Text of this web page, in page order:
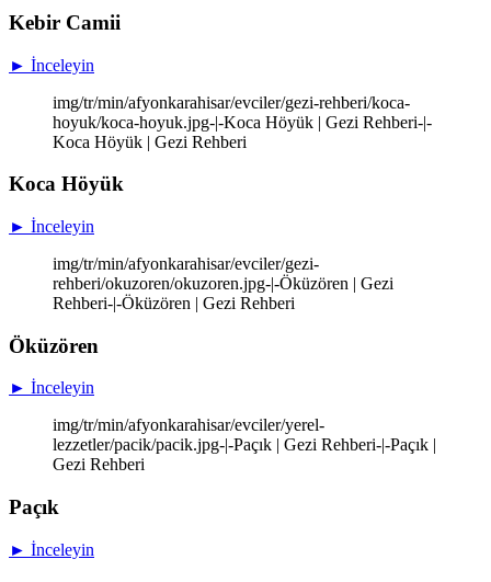
Kebir Camii
► İnceleyin
img/tr/min/afyonkarahisar/evciler/gezi-rehberi/koca-
hoyuk/koca-hoyuk.jpg-|-Koca Höyük | Gezi Rehberi-|-
Koca Höyük | Gezi Rehberi
Koca Höyük
► İnceleyin
img/tr/min/afyonkarahisar/evciler/gezi-
rehberi/okuzoren/okuzoren.jpg-|-Öküzören | Gezi
Rehberi-|-Öküzören | Gezi Rehberi
Öküzören
► İnceleyin
img/tr/min/afyonkarahisar/evciler/yerel-
lezzetler/pacik/pacik.jpg-|-Paçık | Gezi Rehberi-|-Paçık |
Gezi Rehberi
Paçık
► İnceleyin